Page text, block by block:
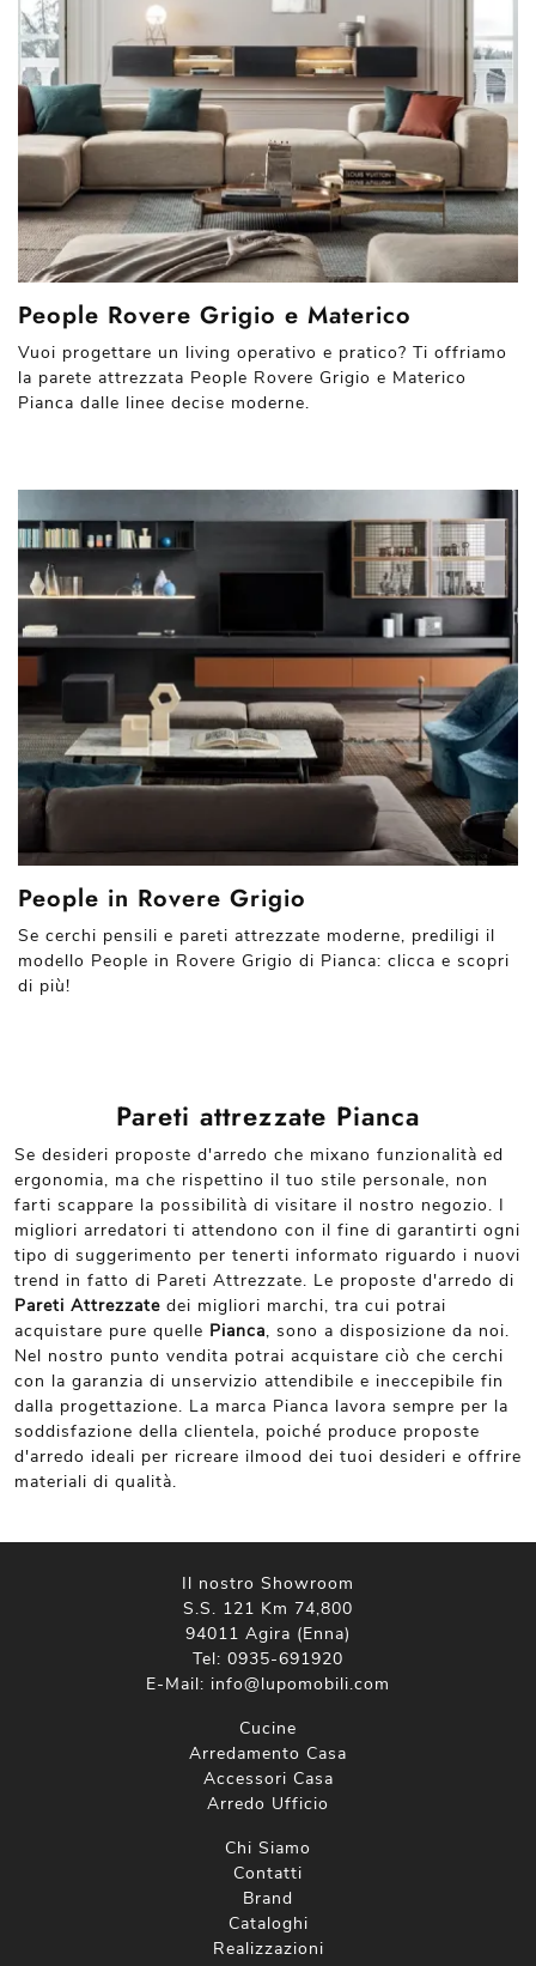
People Rovere Grigio e Materico
Vuoi progettare un living operativo e pratico? Ti offriamo
la parete attrezzata People Rovere Grigio e Materico
Pianca dalle linee decise moderne.
People in Rovere Grigio
Se cerchi pensili e pareti attrezzate moderne, prediligi il
modello People in Rovere Grigio di Pianca: clicca e scopri
di più!
Pareti attrezzate Pianca
Se desideri proposte d'arredo che mixano funzionalità ed
ergonomia, ma che rispettino il tuo stile personale, non
farti scappare la possibilità di visitare il nostro negozio. I
migliori arredatori ti attendono con il fine di garantirti ogni
tipo di suggerimento per tenerti informato riguardo i nuovi
trend in fatto di Pareti Attrezzate. Le proposte d'arredo di
Pareti Attrezzate dei migliori marchi, tra cui potrai
acquistare pure quelle Pianca, sono a disposizione da noi.
Nel nostro punto vendita potrai acquistare ciò che cerchi
con la garanzia di unservizio attendibile e ineccepibile fin
dalla progettazione. La marca Pianca lavora sempre per la
soddisfazione della clientela, poiché produce proposte
d'arredo ideali per ricreare ilmood dei tuoi desideri e offrire
materiali di qualità.
Il nostro Showroom
S.S. 121 Km 74,800
94011 Agira (Enna)
Tel: 0935-691920
E-Mail: info@lupomobili.com
Cucine
Arredamento Casa
Accessori Casa
Arredo Ufficio
Chi Siamo
Contatti
Brand
Cataloghi
Realizzazioni